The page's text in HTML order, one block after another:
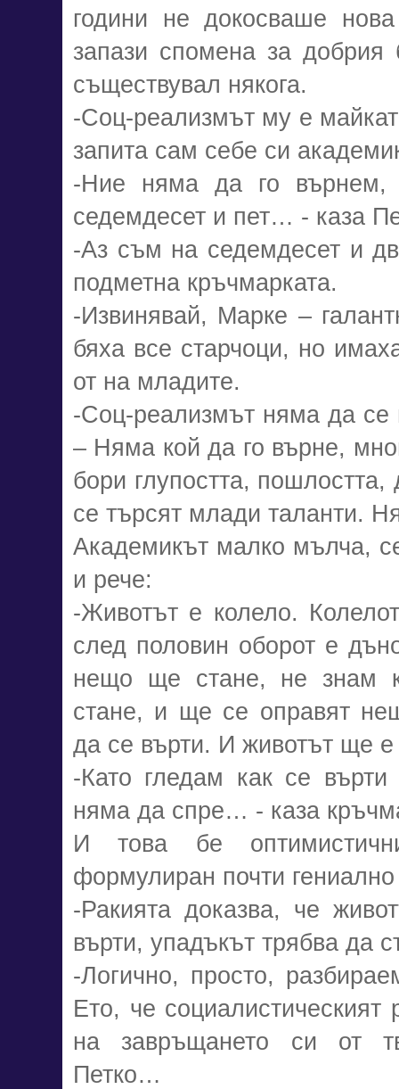
години не докосваше
запази спомена за добрия
съществувал някога.
-Соц-реализмът му е
запита сам себе си
-Ние няма да го върнем,
седемдесет и пет… - каза
-Аз съм на седемдесет и
подметна кръчмарката.
-Извинявай, Марке –
бяха все старчоци, но
от на младите.
-Соц-реализмът няма да
– Няма кой да го върне,
бори глупостта,
се търсят млади таланти.
Академикът малко мълча,
и рече:
-Животът е колело.
след половин оборот е
нещо ще стане, не знам
стане, и ще се оправят
да се върти. И животът ще
-Като гледам как се върти
няма да спре… - каза
И това бе
формулиран почти гениално
-Ракията доказва, че
върти, упадъкът трябва да
-Логично, просто,
Ето, че социалистическият
на завръщането си от
Петко…